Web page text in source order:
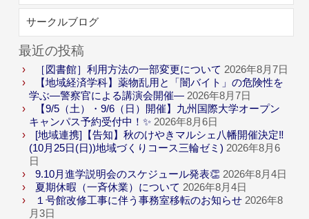
サークルブログ
最近の投稿
［図書館］利用方法の一部変更について 2026年8月7日
【地域経済学科】薬物乱用と「闇バイト」の危険性を
学ぶ―警察官による講演会開催― 2026年8月7日
【9/5（土）・9/6（日）開催】九州国際大学オープン
キャンパス予約受付中！✨ 2026年8月6日
[地域連携]【告知】秋のけやきマルシェ八幡開催決定‼
(10月25日(日))地域づくりコース三輪ゼミ) 2026年8月6
日
9.10月進学説明会のスケジュール発表👏 2026年8月4日
夏期休暇（一斉休業）について 2026年8月4日
１号館改修工事に伴う事務室移転のお知らせ 2026年8
月3日